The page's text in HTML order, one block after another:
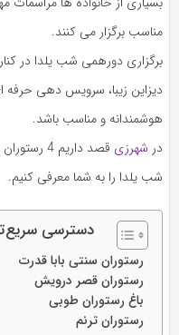
مناسب برگزار می کنند.
برگزاری دورهمی شب یلدا در
دیزاین زیبا، سرویس دهی حرفه
هوشمندانه و مناسب باشد.
در شهرزی
قصد
شب یلدا را به شما معرفی کنیم.
دسترسی
رستوران سنتی بابا قدرت
رستوران قصر درویش
باغ رستوران طوبی
رستوران ترنم